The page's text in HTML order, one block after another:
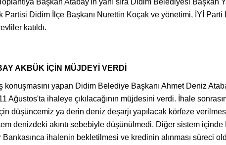
Partisi Didim İlçe Başkanı Nurettin Koçak ve yönetimi, İYİ
katıldı.
AKBÜK İÇİN MÜJDEYİ VERDİ
konuşmasını yapan Didim Belediye Başkanı Ahmet Deniz
Ağustos'ta ihaleye çıkılacağının müjdesini verdi. İhale
düşüncemiz ya derin deniz deşarjı yapılacak körfeze
denizdeki akıntı sebebiyle düşünülmedi. Diğer sistem
Bankasınca ihalenin bekletilmesi ve kredinin alınması süreci